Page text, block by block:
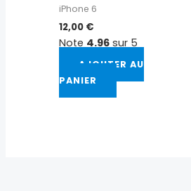
iPhone 6
12,00 €
Note 4.96sur 5
AJOUTER AU
PANIER